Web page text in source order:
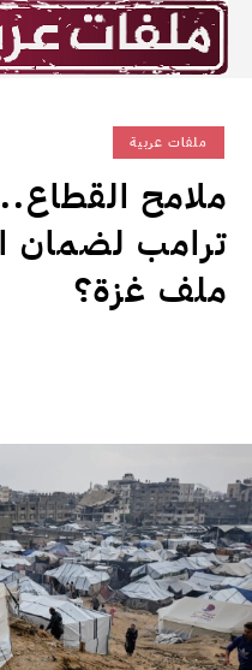
ملفات عربية
ملامح
ترامب لضمان
ملف غزة؟